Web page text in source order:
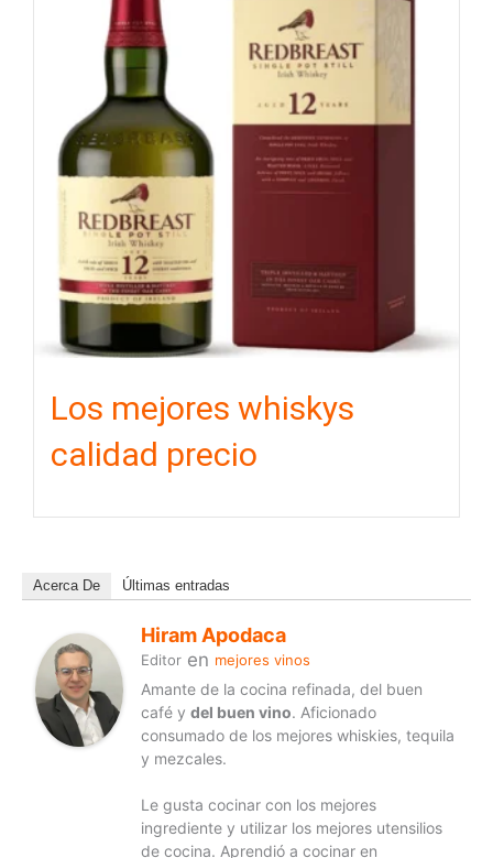
Los mejores whiskys
calidad precio
Acerca De Últimas entradas
Hiram Apodaca
Editor en mejores vinos
Amante de la cocina refinada, del buen
café y del buen vino. Aficionado
consumado de los mejores whiskies, tequila
y mezcales.
Le gusta cocinar con los mejores
ingrediente y utilizar los mejores utensilios
de cocina. Aprendió a cocinar en